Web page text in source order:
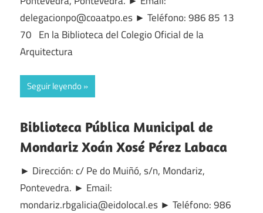
delegacionpo@coaatpo.es ► Teléfono: 986 85 13
70 En la Biblioteca del Colegio Oficial de la
Arquitectura
Seguir leyendo
Biblioteca Pública Municipal de
Mondariz Xoán Xosé Pérez Labaca
► Dirección: c/ Pe do Muiñó, s/n, Mondariz,
Pontevedra. ► Email:
mondariz.rbgalicia@eidolocal.es ► Teléfono: 986